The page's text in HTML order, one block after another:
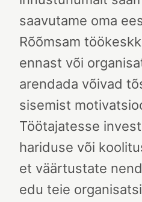
saavutame oma
Rõõmsam
ennast või
arendada võivad
sisemist
Töötajatesse
hariduse või
et väärtustate
edu teie